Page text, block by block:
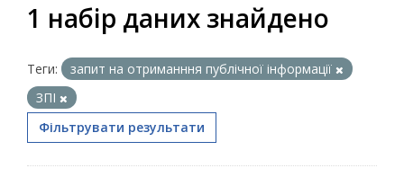
1 набір даних знайдено
Теги:
запит на отриманння публічної інформації
ЗПІ
Фільтрувати результати